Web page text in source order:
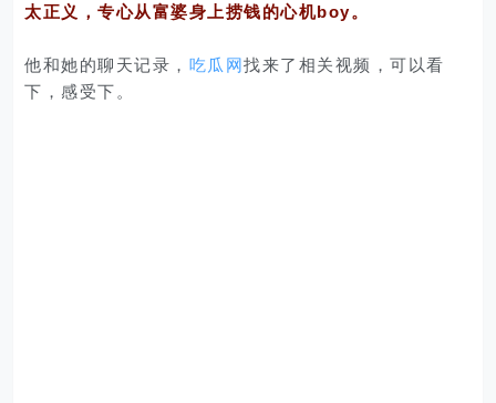
太正义，专心从富婆身上捞钱的心机boy。
他和她的聊天记录， 吃瓜网找来了相关视频，可以看
下，感受下。